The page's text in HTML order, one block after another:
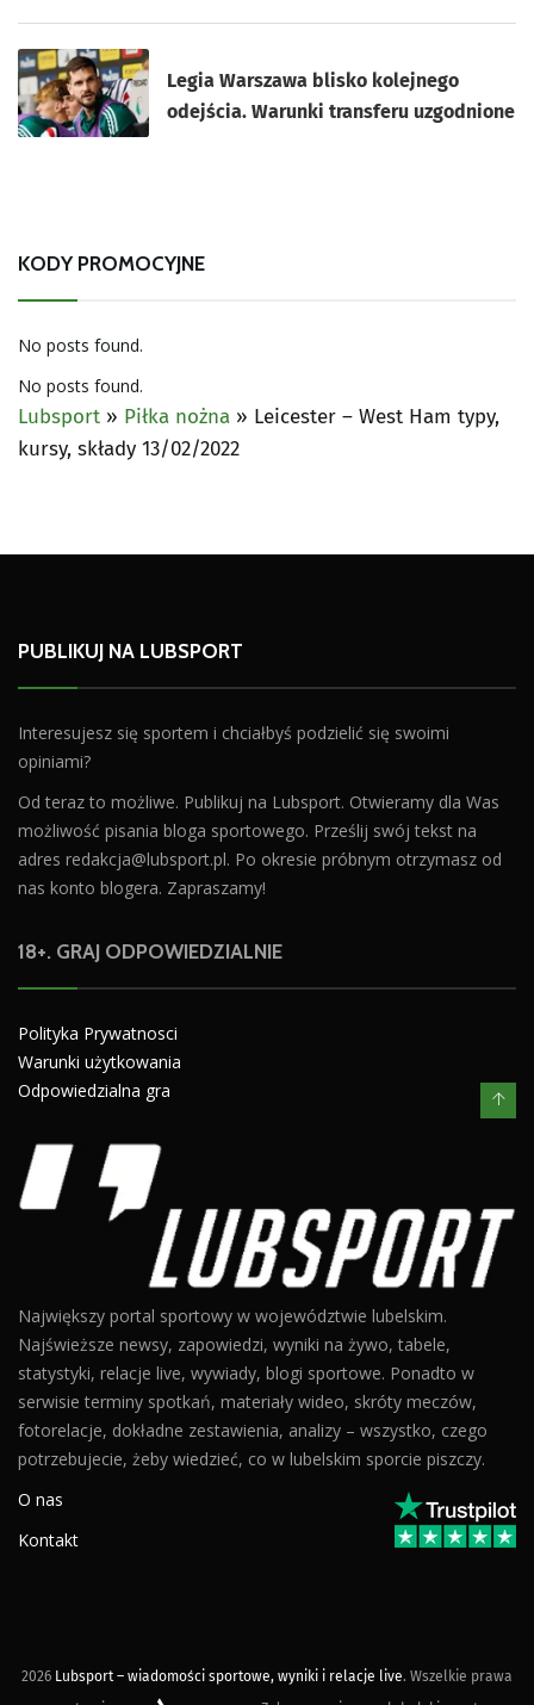
Legia Warszawa blisko kolejnego
odejścia. Warunki transferu uzgodnione
KODY PROMOCYJNE
No posts found.
No posts found.
Lubsport » Piłka nożna » Leicester – West Ham typy,
kursy, składy 13/02/2022
PUBLIKUJ NA LUBSPORT
Interesujesz się sportem i chciałbyś podzielić się swoimi
opiniami?
Od teraz to możliwe. Publikuj na Lubsport. Otwieramy dla Was
możliwość pisania bloga sportowego. Prześlij swój tekst na
adres redakcja@lubsport.pl. Po okresie próbnym otrzymasz od
nas konto blogera. Zapraszamy!
18+. GRAJ ODPOWIEDZIALNIE
Polityka Prywatnosci
Warunki użytkowania
Odpowiedzialna gra
Największy portal sportowy w województwie lubelskim.
Najświeższe newsy, zapowiedzi, wyniki na żywo, tabele,
statystyki, relacje live, wywiady, blogi sportowe. Ponadto w
serwisie terminy spotkań, materiały wideo, skróty meczów,
fotorelacje, dokładne zestawienia, analizy – wszystko, czego
potrzebujecie, żeby wiedzieć, co w lubelskim sporcie piszczy.
O nas
Kontakt
2026 Lubsport – wiadomości sportowe, wyniki i relacje live. Wszelkie prawa